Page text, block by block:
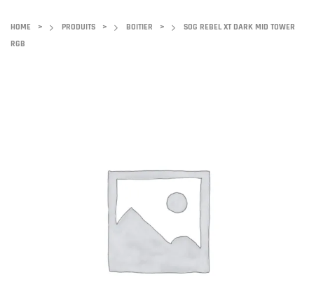
HOME > PRODUITS > BOITIER >
SOG REBEL XT DARK MID TOWER
RGB